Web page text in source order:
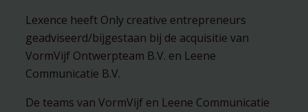
Lexence heeft Only creative entrepreneurs
geadviseerd/bijgestaan bij de acquisitie van
VormVijf Ontwerpteam B.V. en Leene
Communicatie B.V.
De teams van VormVijf en Leene Communicatie